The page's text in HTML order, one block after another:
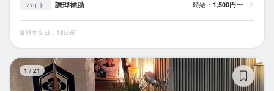
バイト 調理補助 時給： 1,500円〜
最終更新日：18日前
1 / 21